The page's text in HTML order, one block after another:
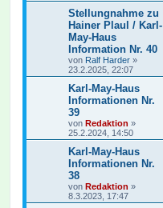
Stellungnahme zu
Hainer Plaul / Karl-
May-Haus
Information Nr. 40
von Ralf Harder »
23.2.2025, 22:07
Karl-May-Haus
Informationen Nr.
39
von Redaktion »
25.2.2024, 14:50
Karl-May-Haus
Informationen Nr.
38
von Redaktion »
8.3.2023, 17:47